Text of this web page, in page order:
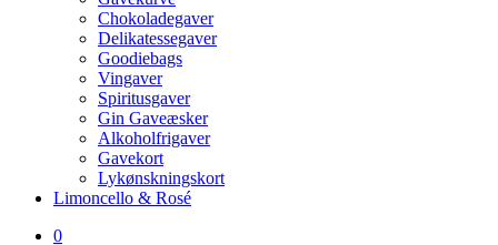
Chokoladegaver
Delikatessegaver
Goodiebags
Vingaver
Spiritusgaver
Gin Gaveæsker
Alkoholfrigaver
Gavekort
Lykønskningskort
Limoncello & Rosé
0